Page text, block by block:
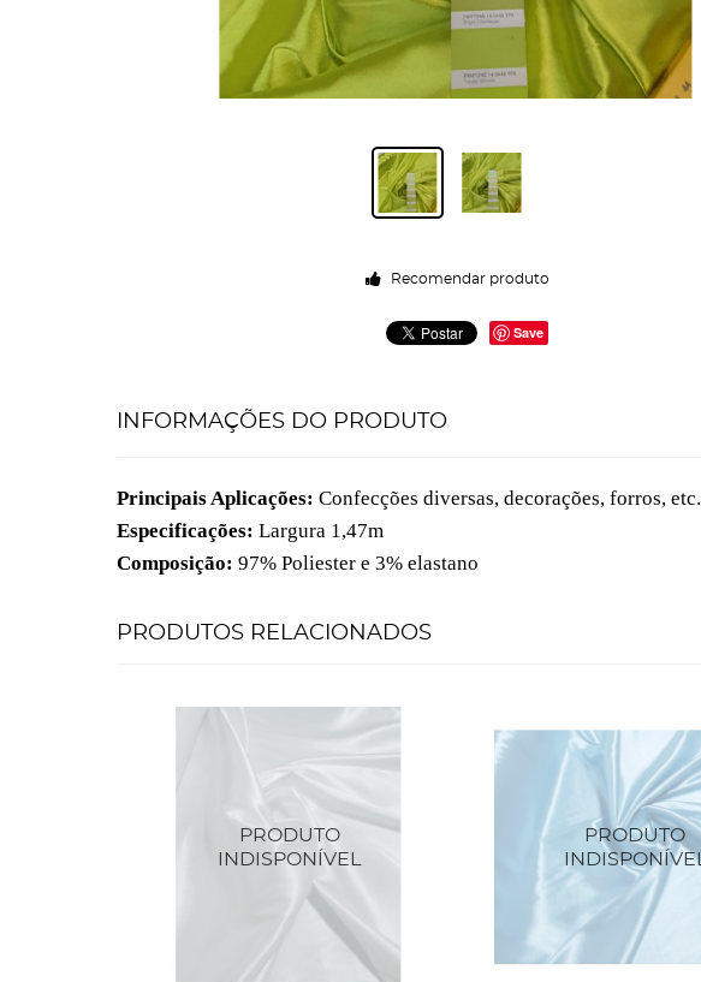
Recomendar produto
Save
INFORMAÇÕES DO PRODUTO
Principais Aplicações: Confecções diversas, decorações, forros, etc.
Especificações: Largura 1,47m
Composição: 97% Poliester e 3% elastano
PRODUTOS RELACIONADOS